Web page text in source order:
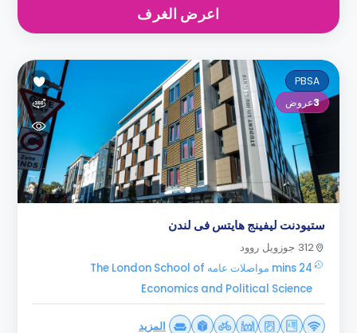
اعرض الغرف
PBSA
3عروض
ستيودنت ليفينج هايتس فى لندن
312 جوزويل روود
24 mins مواصلات عامه The London School of
Economics and Political Science
المزيد